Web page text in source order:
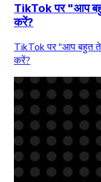
TikTok पर "आप
करें?
TikTok पर "आप बहुत
करें?